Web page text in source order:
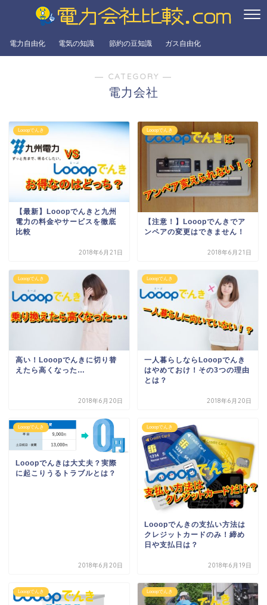
電力自由化 電気の知識 節約の豆知識 ガス自由化
― CATEGORY ―
電力会社
Looopでんき
【最新】Looopでんきと九州
電力の料金やサービスを徹底
比較
2018年6月21日
Looopでんき
【注意！】Looopでんきでア
ンペアの変更はできません！
2018年6月21日
Looopでんき
高い！Looopでんきに切り替
えたら高くなった…
2018年6月20日
Looopでんき
一人暮らしならLooopでんき
はやめておけ！その3つの理由
とは？
2018年6月20日
Looopでんき
Looopでんきは大丈夫？実際
に起こりうるトラブルとは？
2018年6月20日
Looopでんき
Looopでんきの支払い方法は
クレジットカードのみ！締め
日や支払日は？
2018年6月19日
Looopでんき Looopでんき